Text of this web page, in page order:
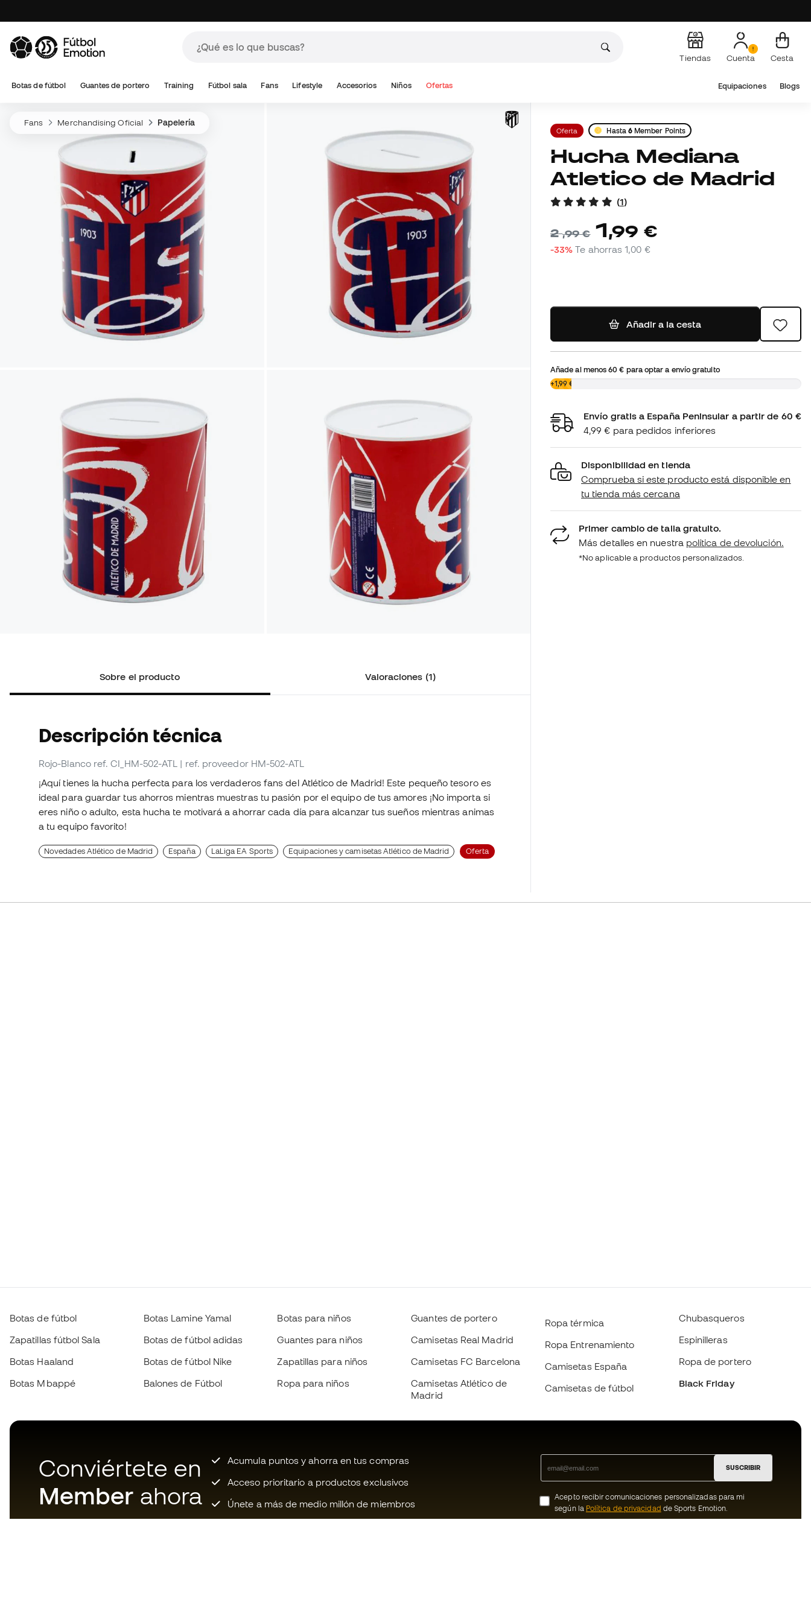
Tiendas Cuenta Cesta
Botas de fútbol Guantes de portero Training Fútbol sala Fans Lifestyle Accesorios Niños Ofertas Equipaciones Blogs
Fans Merchandising Oficial Papelería
Sobre el producto Valoraciones (1)
Descripción técnica
Rojo-Blanco ref. CI_HM-502-ATL | ref. proveedor HM-502-ATL
¡Aquí tienes la hucha perfecta para los verdaderos fans del Atlético de Madrid! Este pequeño tesoro es
ideal para guardar tus ahorros mientras muestras tu pasión por el equipo de tus amores ¡No importa si
eres niño o adulto, esta hucha te motivará a ahorrar cada día para alcanzar tus sueños mientras animas
a tu equipo favorito!
Novedades Atlético de Madrid España LaLiga EA Sports Equipaciones y camisetas Atlético de Madrid Oferta
Oferta Hasta 6 Member Points
Hucha Mediana
Atletico de Madrid
(1)
2,99 € 1,99 €
-33% Te ahorras1,00 €
Añadir a la cesta
Añade al menos60 € para optar a envío gratuito
0,00 €
+1,99 €
Envío gratis a España Peninsular a partir de 60 €
4,99 € para pedidos inferiores
Disponibilidad en tienda
Comprueba si este producto está disponible en
tu tienda más cercana
Primer cambio de talla gratuito.
Más detalles en nuestra política de devolución.
*No aplicable a productos personalizados.
Botas de fútbol
Zapatillas fútbol Sala
Botas Haaland
Botas Mbappé
Botas Lamine Yamal
Botas de fútbol adidas
Botas de fútbol Nike
Balones de Fútbol
Botas para niños
Guantes para niños
Zapatillas para niños
Ropa para niños
Guantes de portero
Camisetas Real Madrid
Camisetas FC Barcelona
Camisetas Atlético de
Madrid
Ropa térmica
Ropa Entrenamiento
Camisetas España
Camisetas de fútbol
Chubasqueros
Espinilleras
Ropa de portero
Black Friday
Conviértete en
Member ahora
Acumula puntos y ahorra en tus compras
Acceso prioritario a productos exclusivos
Únete a más de medio millón de miembros
SUSCRIBIR
Acepto recibir comunicaciones personalizadas para mi
según la Política de privacidad de Sports Emotion.